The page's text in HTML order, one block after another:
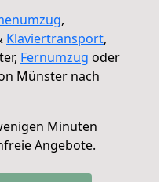
,
Klaviertransport,
Fernumzug oder
Münster nach
Minuten
Angebote.